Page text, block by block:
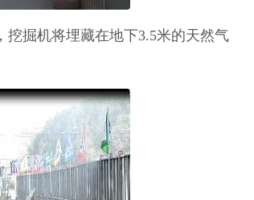
挖掘机将埋藏在地下3.5米的天然气